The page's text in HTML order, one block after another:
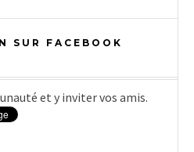
SUR FACEBOOK
et y inviter vos amis.